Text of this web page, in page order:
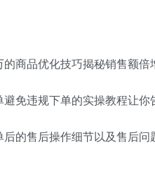
商品优化技巧揭秘销售额倍
免违规下单的实操教程让你
的售后操作细节以及售后问